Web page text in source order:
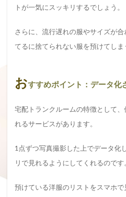
トが一気にスッキリするでしょう。
さらに、流行遅れの服やサイズが
てるに捨てられない服を預けてしま
おすすめポイント：データ化
宅配トランクルームの特徴として、
れるサービスがあります。
1点ずつ写真撮影した上でデータ化
リで見れるようにしてくれるのです
預けている洋服のリストをスマホ